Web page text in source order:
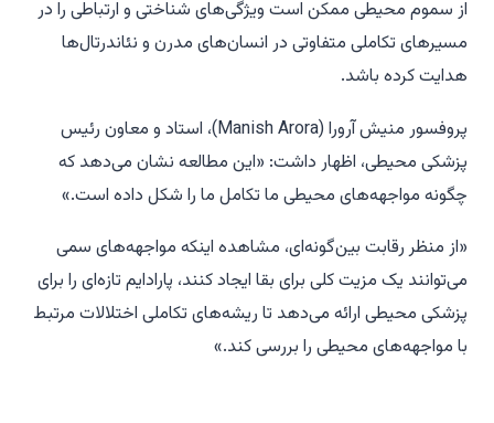
از سموم محیطی ممکن است ویژگی‌های شناختی و ارتباطی را در
مسیرهای تکاملی متفاوتی در انسان‌های مدرن و نئاندرتال‌ها
هدایت کرده باشد.
پروفسور منیش آرورا (Manish Arora)، استاد و معاون رئیس
پزشکی محیطی، اظهار داشت: «این مطالعه نشان می‌دهد که
چگونه مواجهه‌های محیطی ما تکامل ما را شکل داده است.»
«از منظر رقابت بین‌گونه‌ای، مشاهده اینکه مواجهه‌های سمی
می‌توانند یک مزیت کلی برای بقا ایجاد کنند، پارادایم تازه‌ای را برای
پزشکی محیطی ارائه می‌دهد تا ریشه‌های تکاملی اختلالات مرتبط
با مواجهه‌های محیطی را بررسی کند.»